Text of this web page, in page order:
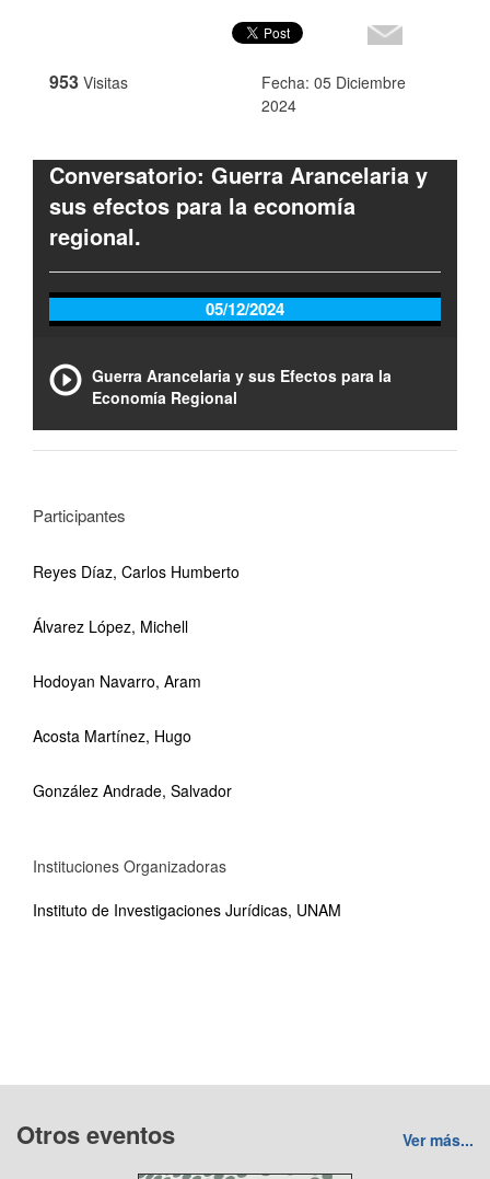
953 Visitas
Fecha: 05 Diciembre
2024
Conversatorio: Guerra Arancelaria y
sus efectos para la economía
regional.
05/12/2024
Guerra Arancelaria y sus Efectos para la
Economía Regional
Participantes
Reyes Díaz, Carlos Humberto
Álvarez López, Michell
Hodoyan Navarro, Aram
Acosta Martínez, Hugo
González Andrade, Salvador
Instituciones Organizadoras
Instituto de Investigaciones Jurídicas, UNAM
Otros eventos Ver más...